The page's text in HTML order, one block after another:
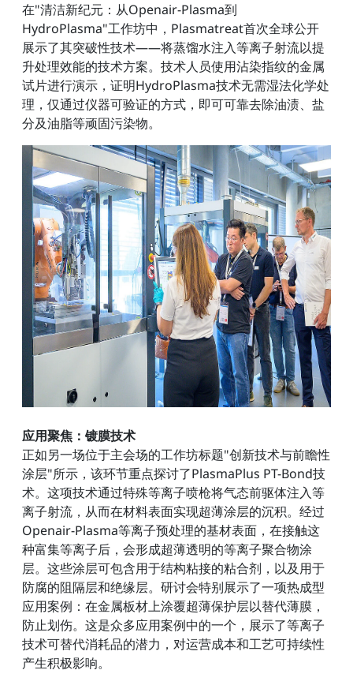
在"清洁新纪元：从Openair-Plasma到
HydroPlasma"工作坊中，Plasmatreat首次全球公开
展示了其突破性技术——将蒸馏水注入等离子射流以提
升处理效能的技术方案。技术人员使用沾染指纹的金属
试片进行演示，证明HydroPlasma技术无需湿法化学处
理，仅通过仪器可验证的方式，即可可靠去除油渍、盐
分及油脂等顽固污染物。
应用聚焦：镀膜技术
正如另一场位于主会场的工作坊标题"创新技术与前瞻性
涂层"所示，该环节重点探讨了PlasmaPlus PT-Bond技
术。这项技术通过特殊等离子喷枪将气态前驱体注入等
离子射流，从而在材料表面实现超薄涂层的沉积。经过
Openair-Plasma等离子预处理的基材表面，在接触这
种富集等离子后，会形成超薄透明的等离子聚合物涂
层。这些涂层可包含用于结构粘接的粘合剂，以及用于
防腐的阻隔层和绝缘层。研讨会特别展示了一项热成型
应用案例：在金属板材上涂覆超薄保护层以替代薄膜，
防止划伤。这是众多应用案例中的一个，展示了等离子
技术可替代消耗品的潜力，对运营成本和工艺可持续性
产生积极影响。